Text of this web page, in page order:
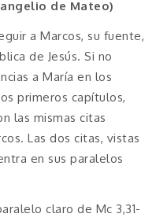
de Mateo)
a Marcos, su fuente,
de Jesús. Si no
a María en los
primeros capítulos,
las mismas citas
Las dos citas, vistas
en sus paralelos
claro de Mc 3,31-